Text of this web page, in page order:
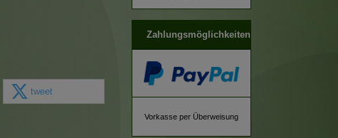
tweet
Zahlungsmöglichkeiten
Vorkasse per Überweisung